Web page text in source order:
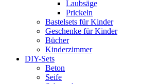
Laubsäge
Prickeln
Bastelsets für Kinder
Geschenke für Kinder
Bücher
Kinderzimmer
DIY-Sets
Beton
Seife